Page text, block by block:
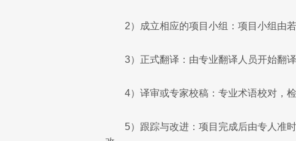
2）成立相应的项目小组：项目小组由
3）正式翻译：由专业翻译人员开始翻
4）译审或专家校稿：专业术语校对，
5）跟踪与改进：项目完成后由专人准